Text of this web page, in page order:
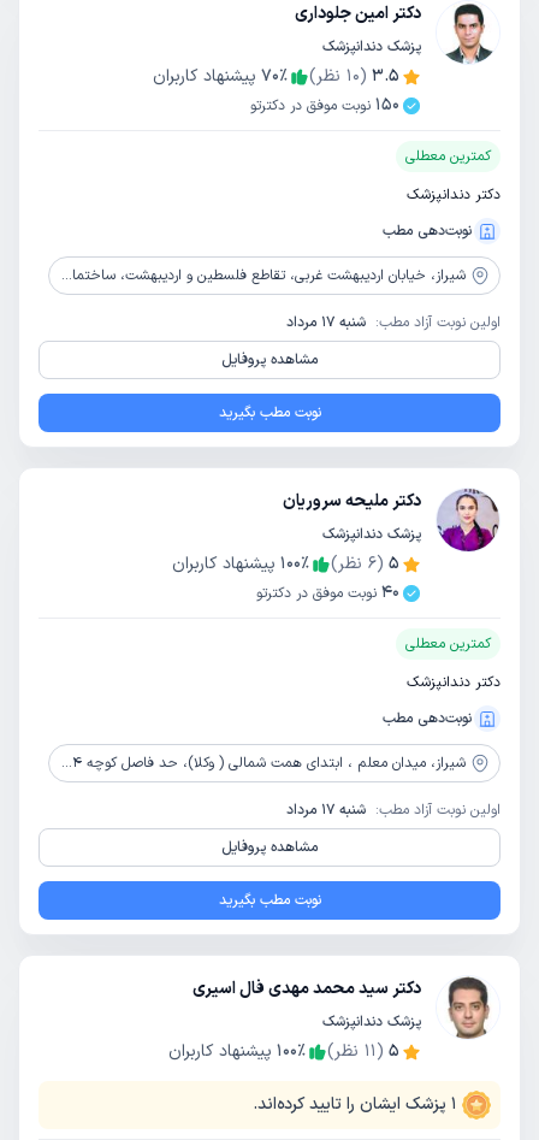
دکتر امین جلوداری
پزشک دندانپزشک
3.5
(
10 نظر) 70٪
پیشنهاد کاربران
150 نوبت موفق در دکترتو
کمترین معطلی
دکتر دندانپزشک
نوبت‌دهی مطب
شیراز، خیابان اردیبهشت غربی، تقاطع فلسطین و اردیبهشت، ساختمان امیران طبقه 1، واحد 2
اولین نوبت آزاد مطب: شنبه 17 مرداد
مشاهده پروفایل
نوبت مطب بگیرید
دکتر ملیحه سروریان
پزشک دندانپزشک
5
(
6 نظر) 100٪
پیشنهاد کاربران
40 نوبت موفق در دکترتو
کمترین معطلی
دکتر دندانپزشک
نوبت‌دهی مطب
شیراز، میدان معلم ، ابتدای همت شمالی ( وکلا)، حد فاصل کوچه 4و6، دندانپزشکی دکتر سروریان
اولین نوبت آزاد مطب: شنبه 17 مرداد
مشاهده پروفایل
نوبت مطب بگیرید
دکتر سید محمد مهدی فال اسیری
پزشک دندانپزشک
5
(
11 نظر) 100٪ پیشنهاد کاربران
1 پزشک ایشان را تایید کرده‌اند.